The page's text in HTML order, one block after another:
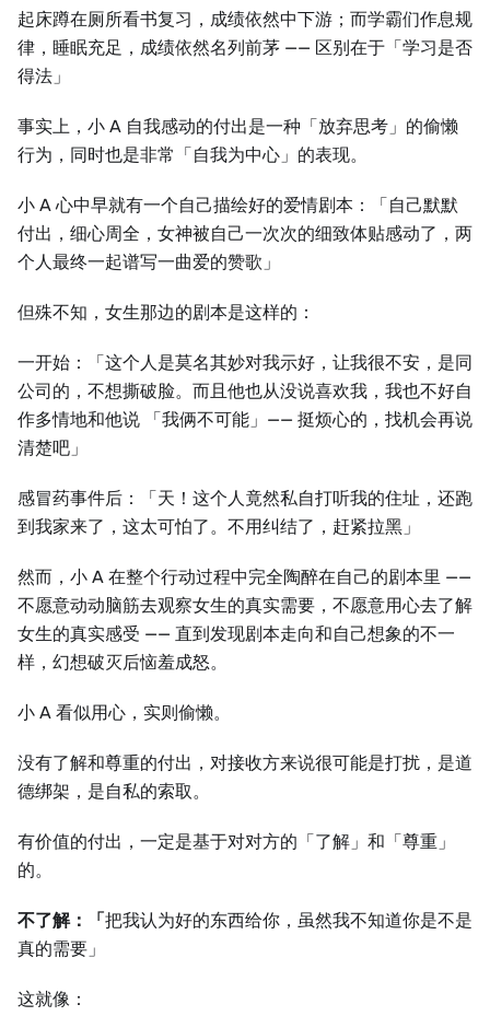
起床蹲在厕所看书复习，成绩依然中下游；而学霸们作息规
律，睡眠充足，成绩依然名列前茅 —— 区别在于「学习是否
得法」
事实上，小 A 自我感动的付出是一种「放弃思考」的偷懒
行为，同时也是非常「自我为中心」的表现。
小 A 心中早就有一个自己描绘好的爱情剧本：「自己默默
付出，细心周全，女神被自己一次次的细致体贴感动了，两
个人最终一起谱写一曲爱的赞歌」
但殊不知，女生那边的剧本是这样的：
一开始：「这个人是莫名其妙对我示好，让我很不安，是同
公司的，不想撕破脸。而且他也从没说喜欢我，我也不好自
作多情地和他说 「我俩不可能」—— 挺烦心的，找机会再说
清楚吧」
感冒药事件后：「天！这个人竟然私自打听我的住址，还跑
到我家来了，这太可怕了。不用纠结了，赶紧拉黑」
然而，小 A 在整个行动过程中完全陶醉在自己的剧本里 ——
不愿意动动脑筋去观察女生的真实需要，不愿意用心去了解
女生的真实感受 —— 直到发现剧本走向和自己想象的不一
样，幻想破灭后恼羞成怒。
小 A 看似用心，实则偷懒。
没有了解和尊重的付出，对接收方来说很可能是打扰，是道
德绑架，是自私的索取。
有价值的付出，一定是基于对对方的「了解」和「尊重」
的。
不了解：「把我认为好的东西给你，虽然我不知道你是不是
真的需要」
这就像：